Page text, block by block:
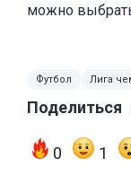
можно
Футбол Лига
Поделиться
0 1